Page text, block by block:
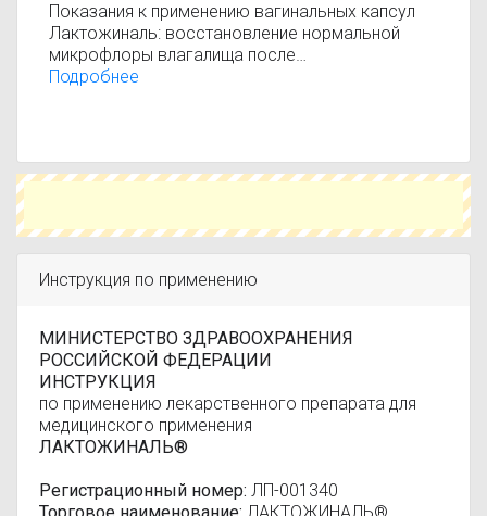
Показания к применению вагинальных капсул
Лактожиналь: восстановление нормальной
микрофлоры влагалища после
антибактериальной терапии бактериального
входящих в группу риска в отношении
бактериального вагиноза. Профилактика
(включая обострения рецидивирующего
вульвовагинального кандидоза) после местной
и/или системной терапии противогрибковыми
препаратами.
Подробнее
Инструкция по применению
МИНИСТЕРСТВО ЗДРАВООХРАНЕНИЯ
РОССИЙСКОЙ ФЕДЕРАЦИИ
ИНСТРУКЦИЯ
по применению лекарственного препарата для
медицинского применения
ЛАКТОЖИНАЛЬ®
Регистрационный номер: ЛП-001340